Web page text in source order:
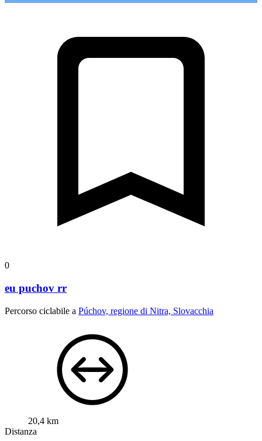
0
eu puchov rr
Percorso ciclabile a Púchov, regione di Nitra, Slovacchia
20,4 km
Distanza